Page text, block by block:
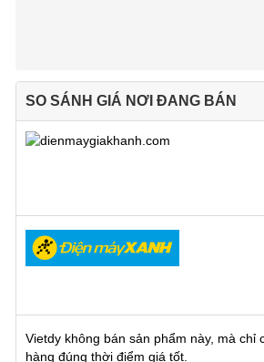
SO SÁNH GIÁ NƠI ĐANG BÁN
Vietdy không bán sản phẩm này, mà
hàng đúng thời điểm giá tốt.